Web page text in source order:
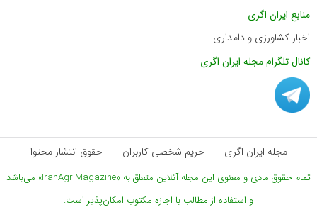
منابع ایران اگری
اخبار کشاورزی و دامداری
کانال تلگرام مجله ایران اگری
مجله ایران اگری حریم شخصی کاربران حقوق انتشار محتوا
تمام حقوق مادی و معنوی این مجله آنلاین متعلق به «IranAgriMagazine» می‌باشد
و استفاده از مطالب با اجازه مکتوب امکان‌پذیر است.